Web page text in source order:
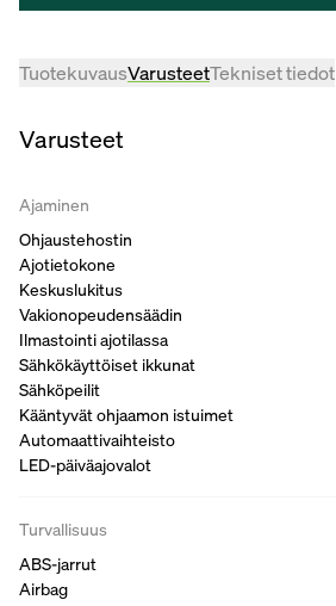
TuotekuvausVarusteetTekniset tiedot
Varusteet
Ajaminen
Ohjaustehostin
Ajotietokone
Keskuslukitus
Vakionopeudensäädin
Ilmastointi ajotilassa
Sähkökäyttöiset ikkunat
Sähköpeilit
Kääntyvät ohjaamon istuimet
Automaattivaihteisto
LED-päiväajovalot
Turvallisuus
ABS-jarrut
Airbag